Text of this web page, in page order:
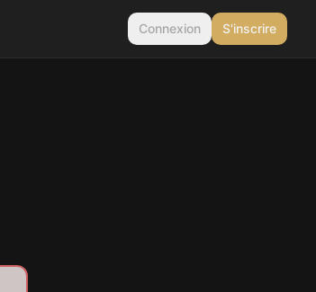
Connexion S'inscrire